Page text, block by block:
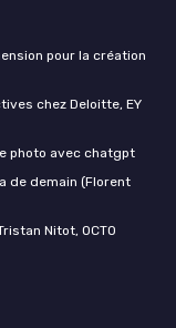
pour la création
chez Deloitte, EY
photo avec chatgpt
de demain (Florent
Nitot, OCTO